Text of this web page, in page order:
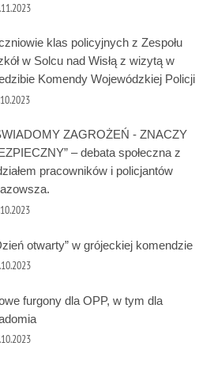
klas policyjnych z Zespołu
w Solcu nad Wisłą z wizytą w
Komendy Wojewódzkiej Policji
ZAGROŻEŃ - ZNACZY
– debata społeczna z
pracowników i policjantów
otwarty” w grójeckiej komendzie
furgony dla OPP, w tym dla